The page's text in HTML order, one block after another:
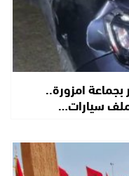
امزورة..
سيارات…